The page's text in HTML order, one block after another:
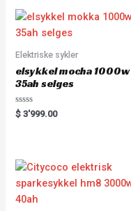
Elektriske sykler
elsykkel mocha 1000w
35ah selges
R
a
o
u
o
f
5
$ 3'999.00